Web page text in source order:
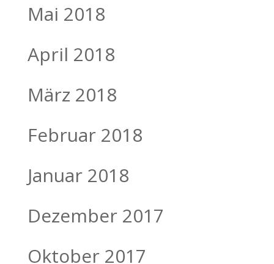
Mai 2018
April 2018
März 2018
Februar 2018
Januar 2018
Dezember 2017
Oktober 2017